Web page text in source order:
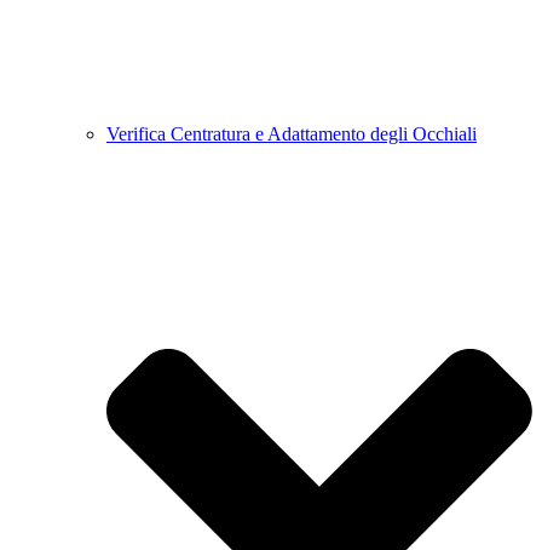
Verifica Centratura e Adattamento degli Occhiali